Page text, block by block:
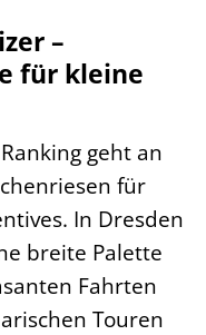
–
für kleine
geht an
für
In Dresden
breite Palette
Fahrten
Touren